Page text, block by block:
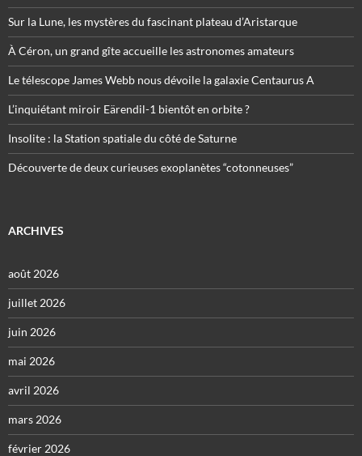
Sur la Lune, les mystères du fascinant plateau d’Aristarque
À Céron, un grand gîte accueille les astronomes amateurs
Le télescope James Webb nous dévoile la galaxie Centaurus A
L’inquiétant miroir Eärendil-1 bientôt en orbite ?
Insolite : la Station spatiale du côté de Saturne
Découverte de deux curieuses exoplanètes “cotonneuses”
ARCHIVES
août 2026
juillet 2026
juin 2026
mai 2026
avril 2026
mars 2026
février 2026